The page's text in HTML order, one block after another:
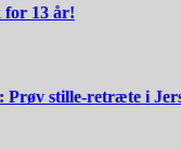
for 13 år!
Prøv stille-retræte i